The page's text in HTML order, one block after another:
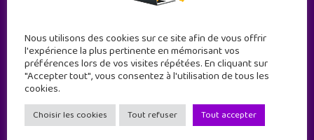
Geek Junior est le premier site de culture numérique
à destination des adolescents.
Nous utilisons des cookies sur ce site afin de vous offrir
l'expérience la plus pertinente en mémorisant vos
préférences lors de vos visites répétées. En cliquant sur
"Accepter tout", vous consentez à l'utilisation de tous les
cookies.
Choisir les cookies Tout refuser Tout accepter